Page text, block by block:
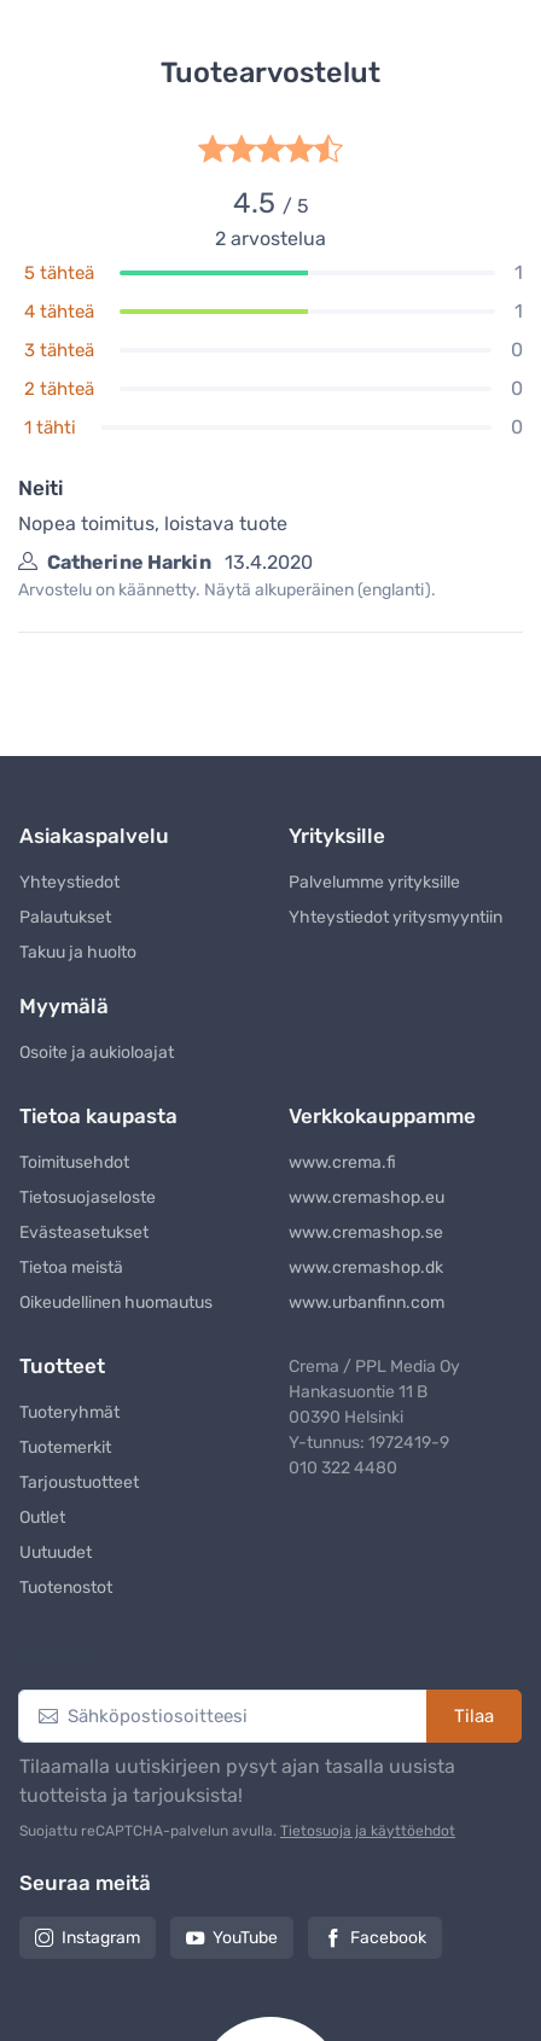
Tuotearvostelut
4.5 / 5
2 arvostelua
5 tähteä 1
4 tähteä 1
3 tähteä 0
2 tähteä 0
1 tähti 0
Neiti
Nopea toimitus, loistava tuote
Catherine Harkin 13.4.2020
Arvostelu on käännetty. Näytä alkuperäinen (englanti).
Asiakaspalvelu
Yhteystiedot
Palautukset
Takuu ja huolto
Yrityksille
Palvelumme yrityksille
Yhteystiedot yritysmyyntiin
Myymälä
Osoite ja aukioloajat
Tietoa kaupasta
Toimitusehdot
Tietosuojaseloste
Evästeasetukset
Tietoa meistä
Oikeudellinen huomautus
Verkkokauppamme
www.crema.fi
www.cremashop.eu
www.cremashop.se
www.cremashop.dk
www.urbanfinn.com
Tuotteet
Tuoteryhmät
Tuotemerkit
Tarjoustuotteet
Outlet
Uutuudet
Tuotenostot
Crema / PPL Media Oy
Hankasuontie 11 B
00390 Helsinki
Y-tunnus: 1972419-9
010 322 4480
Tilaa
Tilaamalla uutiskirjeen pysyt ajan tasalla uusista
tuotteista ja tarjouksista!
Suojattu reCAPTCHA-palvelun avulla. Tietosuoja ja käyttöehdot
Seuraa meitä
Instagram YouTube Facebook